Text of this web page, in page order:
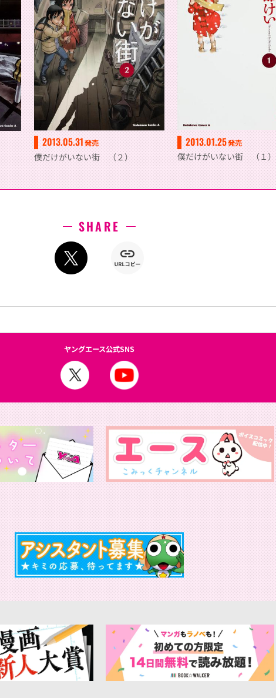
2013.05.31発売
僕だけがいない街 （２）
2013.01.25発売
僕だけがいない街 （１）
SHARE
ヤングエース公式SNS